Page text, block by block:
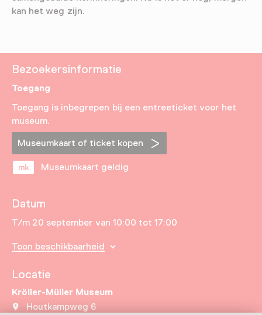
kan het weg zijn.
Bezoekersinformatie
Toegang
Toegang is inbegrepen bij een entreeticket voor het
museum.
Museumkaart of ticket kopen
Museumkaart geldig
Datum
T/m 20 september van 10:00 tot 17:00
Toon beschikbaarheid
Locatie
Kröller-Müller Museum
Houtkampweg 6